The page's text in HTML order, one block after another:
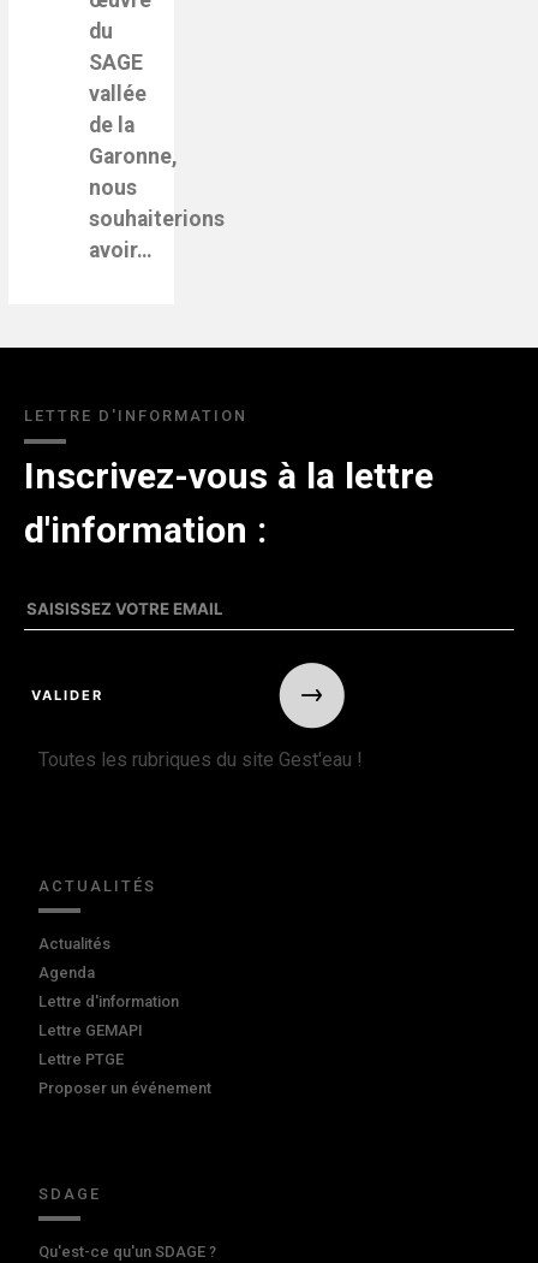
du
SAGE
vallée
de la
Garonne,
nous
souhaiterions
avoir…
LETTRE D'INFORMATION
Inscrivez-vous à la lettre
d'information :
Toutes les rubriques du site Gest'eau !
ACTUALITÉS
Actualités
Agenda
Lettre d'information
Lettre GEMAPI
Lettre PTGE
Proposer un événement
SDAGE
Qu'est-ce qu'un SDAGE ?